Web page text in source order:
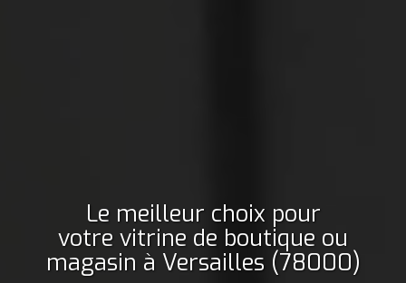
Le meilleur choix pour
votre vitrine de boutique ou
magasin à Versailles (78000)